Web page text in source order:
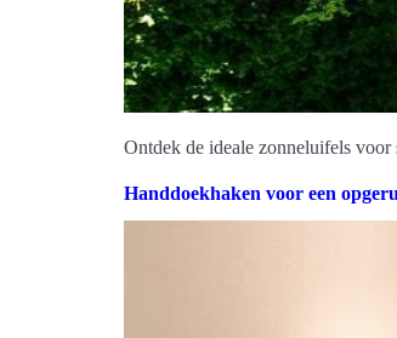
Ontdek de ideale zonneluifels
Handdoekhaken voor een